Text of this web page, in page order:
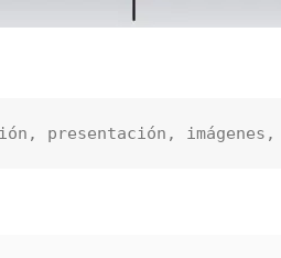
presentación,